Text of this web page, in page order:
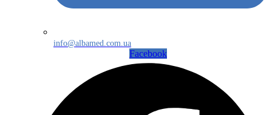
info@albamed.com.ua
Facebook